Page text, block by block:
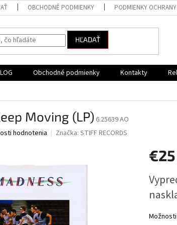
OBCHODNÉ PODMIENKY PODMIENKY OCHRANY
HĽADAŤ
Obchodné podmienky Kontakty
Moving (LP) 6.25639 AO
hodnotenia Značka: STIFF RECORDS
€25
cena: